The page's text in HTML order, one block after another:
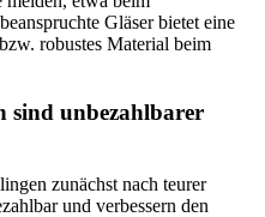
Gläser bietet eine
robustes Material beim
unbezahlbarer
zunächst nach teurer
und verbessern den